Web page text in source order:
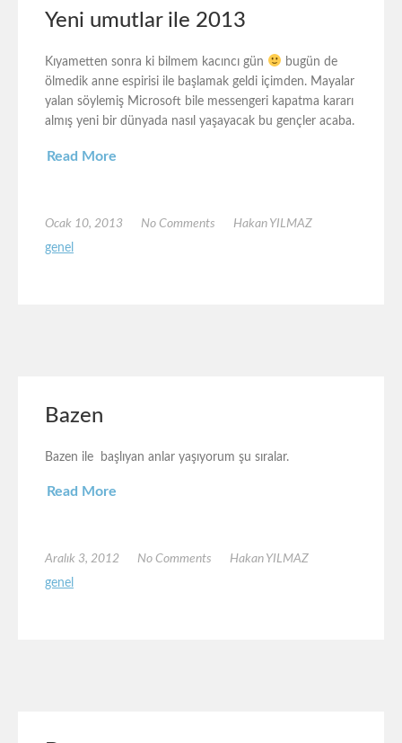
Yeni umutlar ile 2013
Kıyametten sonra ki bilmem kacıncı gün
bugün de
ölmedik anne espirisi ile başlamak geldi içimden. Mayalar
yalan söylemiş Microsoft bile messengeri kapatma kararı
almış yeni bir dünyada nasıl yaşayacak bu gençler acaba.
Read More
Ocak 10, 2013 No Comments
Hakan YILMAZ
genel
Bazen
Bazen ile başlıyan anlar yaşıyorum şu sıralar.
Read More
Aralık 3, 2012 No Comments
Hakan YILMAZ
genel